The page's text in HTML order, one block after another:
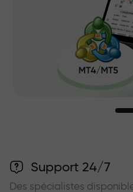
Support 24/7
Des spécialistes